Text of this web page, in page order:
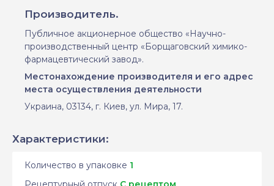
Производитель.
Публичное акционерное общество «Научно-
производственный центр «Борщаговский химико-
фармацевтический завод».
Местонахождение производителя и его адрес
места осуществления деятельности
Украина, 03134, г. Киев, ул. Мира, 17.
Характеристики:
Количество в упаковке 1